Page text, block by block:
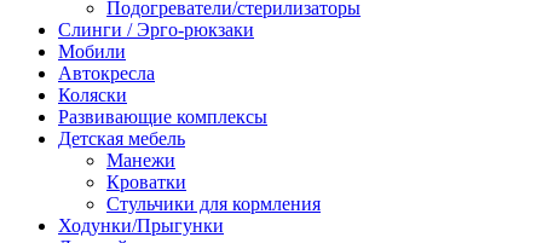
Подогреватели/стерилизаторы
Слинги / Эрго-рюкзаки
Мобили
Автокресла
Коляски
Развивающие комплексы
Детская мебель
Манежи
Кроватки
Стульчики для кормления
Ходунки/Прыгунки